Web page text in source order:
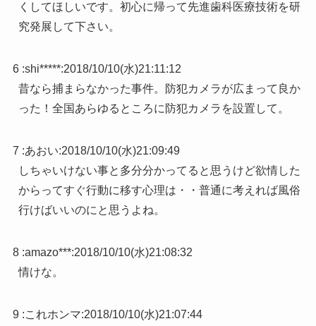
くしてほしいです。初心に帰って先進歯科医療技術を研
究発展して下さい。
6 :shi*****:2018/10/10(水)21:11:12
昔なら捕まらなかった事件。防犯カメラが広まって良か
った！全国あらゆるところに防犯カメラを設置して。
7 :あおい:2018/10/10(水)21:09:49
しちゃいけない事と多分分かってると思うけど欲情した
からってすぐ行動に移す心理は・・普通に考えれば風俗
行けばいいのにと思うよね。
8 :amazo***:2018/10/10(水)21:08:32
情けな。
9 :これホンマ:2018/10/10(水)21:07:44